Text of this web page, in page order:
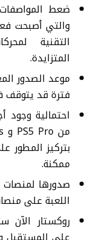
والتي أصبحت
التقنية
المتزايدة.
فترة قد يتوقف
احتمالية
بتركيز
ممكنة.
اللعبة على
روكستار الآن